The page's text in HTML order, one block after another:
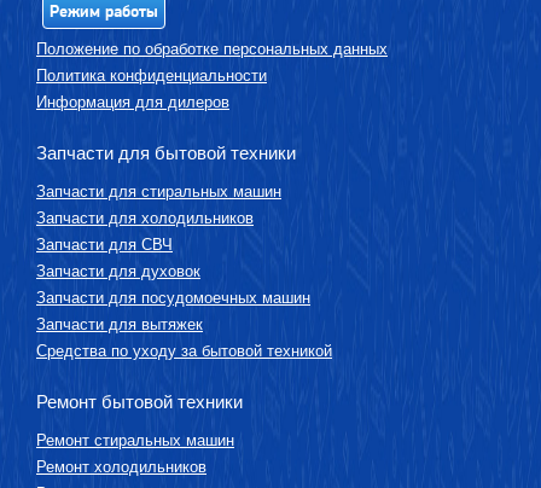
Режим работы
Положение по обработке персональных данных
Политика конфиденциальности
Информация для дилеров
Запчасти для бытовой техники
Запчасти для стиральных машин
Запчасти для холодильников
Запчасти для СВЧ
Запчасти для духовок
Запчасти для посудомоечных машин
Запчасти для вытяжек
Средства по уходу за бытовой техникой
Ремонт бытовой техники
Ремонт стиральных машин
Ремонт холодильников